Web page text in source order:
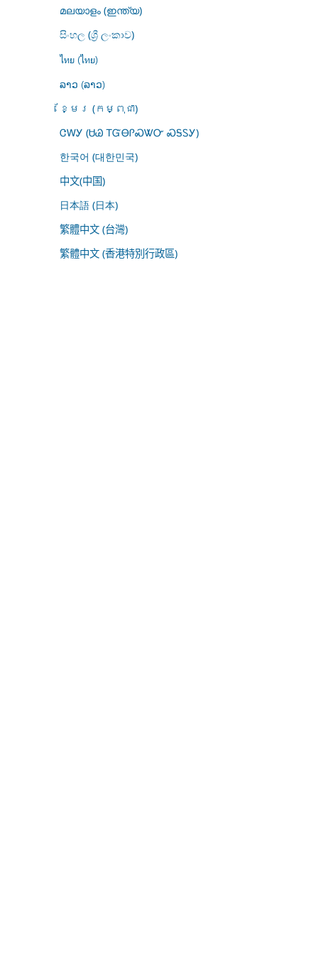
മലയാളം (ഇന്ത്യ)
සිංහල (ශ්‍රී ලංකාව)
ไทย (ไทย)
ລາວ (ລາວ)
ខ្មែរ (កម្ពុជា)
ᏣᎳᎩ (ᏌᏊ ᎢᏳᎾᎵᏍᏔᏅ ᏍᎦᏚᎩ)
한국어 (대한민국)
中文(中国)
日本語 (日本)
繁體中文 (台灣)
繁體中文 (香港特別行政區)